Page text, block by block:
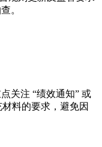
。
关注 “绩效通知” 或
料的要求，避免因